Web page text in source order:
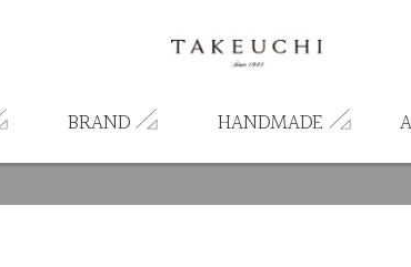
BRAND HANDMADE